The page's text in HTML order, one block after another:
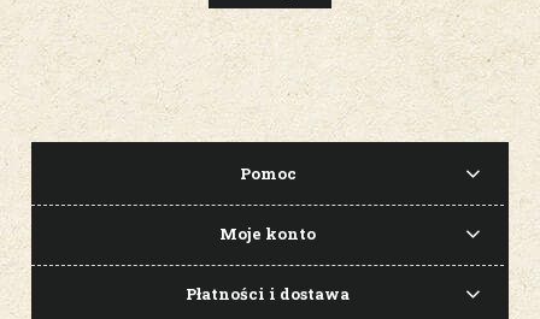
Pomoc
Moje konto
Płatności i dostawa